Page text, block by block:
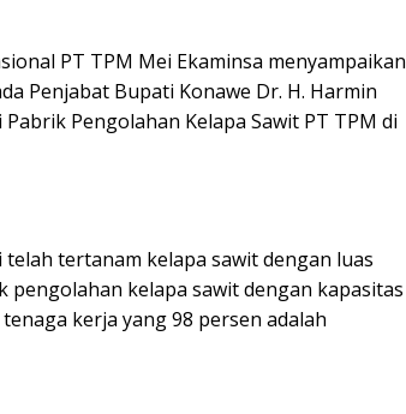
PT TPM Mei Ekaminsa menyampaikan
Penjabat Bupati Konawe Dr. H. Harmin
Pengolahan Kelapa Sawit PT TPM di
tertanam kelapa sawit dengan luas
pengolahan kelapa sawit dengan kapasitas
kerja yang 98 persen adalah